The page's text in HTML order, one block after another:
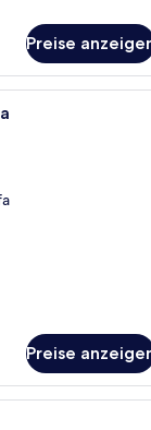
Preise
King-Bett und
Preise